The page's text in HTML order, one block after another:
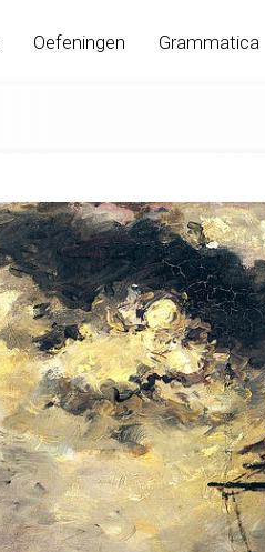
Oefeningen Grammatica